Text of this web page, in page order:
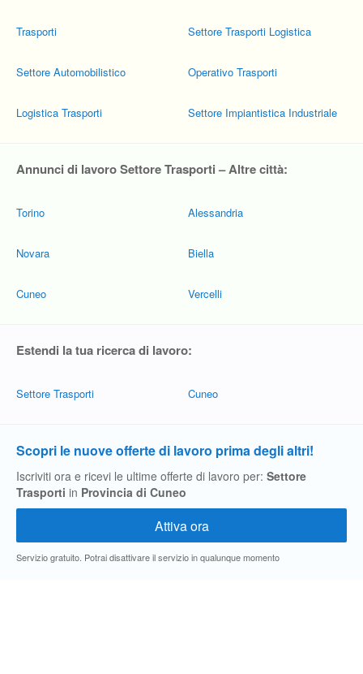
Trasporti
Settore Automobilistico
Logistica Trasporti
Settore Trasporti Logistica
Operativo Trasporti
Settore Impiantistica Industriale
Annunci di lavoro Settore Trasporti – Altre città:
Torino
Novara
Cuneo
Alessandria
Biella
Vercelli
Estendi la tua ricerca di lavoro:
Settore Trasporti Cuneo
Scopri le nuove offerte di lavoro prima degli altri!
Iscriviti ora e ricevi le ultime offerte di lavoro per: Settore
Trasporti in Provincia di Cuneo
Servizio gratuito. Potrai disattivare il servizio in qualunque momento